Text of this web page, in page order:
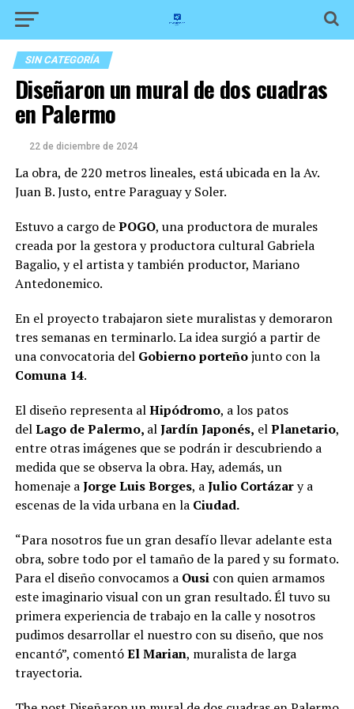
SIN CATEGORÍA
Diseñaron un mural de dos cuadras
en Palermo
22 de diciembre de 2024
La obra, de 220 metros lineales, está ubicada en la Av.
Juan B. Justo, entre Paraguay y Soler.
Estuvo a cargo dePOGO, una productora de murales
creada por la gestora y productora cultural Gabriela
Bagalio, y el artista y también productor, Mariano
Antedonemico.
En el proyecto trabajaron siete muralistas y demoraron
tres semanas en terminarlo. La idea surgió a partir de
una convocatoria del Gobierno porteñojunto con la
Comuna 14.
El diseño representa alHipódromo, a los patos
delLago de Palermo, alJardín Japonés, elPlanetario,
entre otras imágenes que se podrán ir descubriendo a
medida que se observa la obra. Hay, además, un
homenaje aJorge Luis Borges, aJulio Cortázary a
escenas de la vida urbana en la Ciudad.
“Para nosotros fue un gran desafío llevar adelante esta
obra, sobre todo por el tamaño de la pared y su formato.
Para el diseño convocamos a Ousicon quien armamos
este imaginario visual con un gran resultado. Él tuvo su
primera experiencia de trabajo en la calle y nosotros
pudimos desarrollar el nuestro con su diseño, que nos
encantó”, comentóEl Marian, muralista de larga
trayectoria.